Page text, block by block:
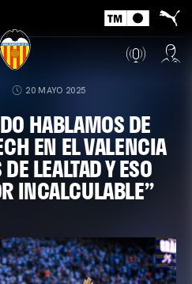
20 MAYO 2025
HABLAMOS DE
EN EL VALENCIA
LEALTAD Y ESO
INCALCULABLE”